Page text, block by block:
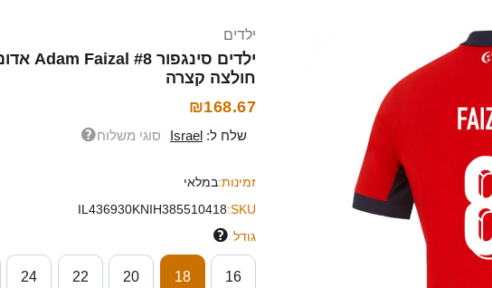
ילדים
חולצה קצרה
₪168.67
שלח ל: Israel סוגי משלוח
זמינות:במלאי
SKU:
IL436930KNIH385510418
גודל
16
18
20
22
24